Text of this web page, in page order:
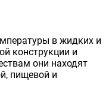
в жидких и
конструкции и
они находят
пищевой и